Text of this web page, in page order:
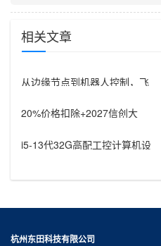
相关文章
从边缘节点到机器人控制，飞
20%价格扣除+2027信创大
购窗
i5-13代32G高配工控计算机设
杭州东田科技有限公司